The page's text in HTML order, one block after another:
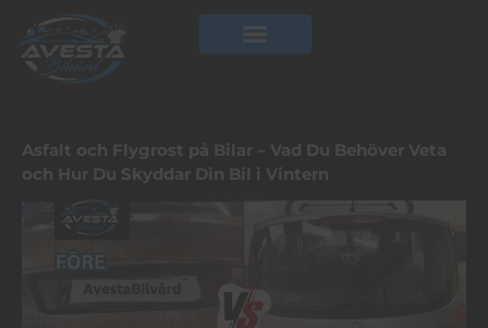
innehåll
Asfalt och Flygrost på Bilar – Vad Du Behöver Veta
och Hur Du Skyddar Din Bil i Vintern